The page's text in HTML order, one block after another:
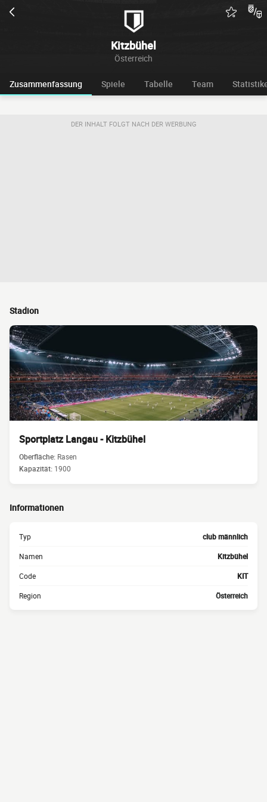
Kitzbühel
Österreich
Zusammenfassung Spiele Tabelle Team
DER INHALT FOLGT NACH DER WERBUNG
Stadion
Sportplatz Langau - Kitzbühel
Oberfläche: Rasen
Kapazität: 1900
Informationen
Typ club männlich
Namen Kitzbühel
Code KIT
Region Österreich